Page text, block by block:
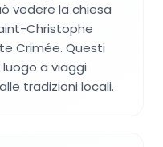
vedere la chiesa
Christophe
Crimée. Questi
a viaggi
tradizioni locali.